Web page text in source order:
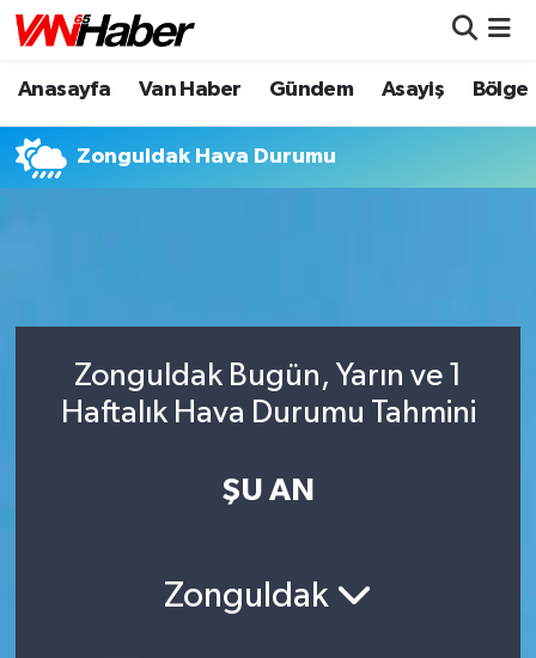
Anasayfa Van Haber Gündem Asayiş Bölge
Zonguldak Hava Durumu
Zonguldak Bugün, Yarın ve 1
Haftalık Hava Durumu Tahmini
ŞU AN
Zonguldak
Nöbetçi Eczaneler
Hava Durumu
Son Dakika Haberleri